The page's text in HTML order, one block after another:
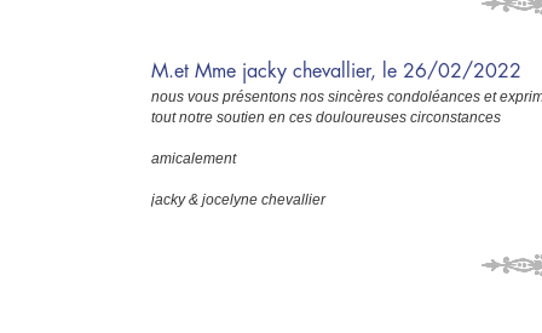
M.et Mme jacky chevallier, le 26/02/2022
nous vous présentons nos sincères condoléances et
tout notre soutien en ces douloureuses circonstances
amicalement
jacky & jocelyne chevallier